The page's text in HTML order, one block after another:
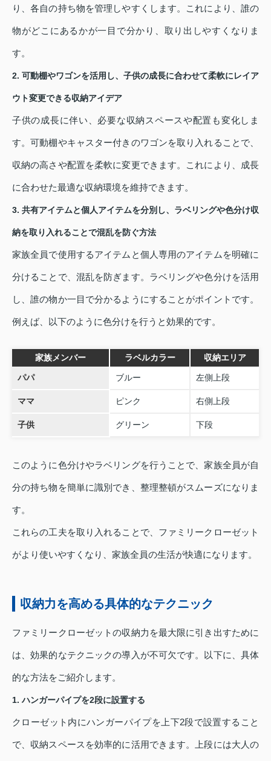
り、各自の持ち物を管理しやすくします。これにより、誰の
物がどこにあるかが一目で分かり、取り出しやすくなりま
す。
2. 可動棚やワゴンを活用し、子供の成長に合わせて柔軟にレイア
ウト変更できる収納アイデア
子供の成長に伴い、必要な収納スペースや配置も変化しま
す。可動棚やキャスター付きのワゴンを取り入れることで、
収納の高さや配置を柔軟に変更できます。これにより、成長
に合わせた最適な収納環境を維持できます。
3. 共有アイテムと個人アイテムを分別し、ラベリングや色分け収
納を取り入れることで混乱を防ぐ方法
家族全員で使用するアイテムと個人専用のアイテムを明確に
分けることで、混乱を防ぎます。ラベリングや色分けを活用
し、誰の物か一目で分かるようにすることがポイントです。
例えば、以下のように色分けを行うと効果的です。
家族メンバー ラベルカラー 収納エリア
パパ ブルー 左側上段
ママ ピンク 右側上段
子供 グリーン 下段
このように色分けやラベリングを行うことで、家族全員が自
分の持ち物を簡単に識別でき、整理整頓がスムーズになりま
す。
これらの工夫を取り入れることで、ファミリークローゼット
がより使いやすくなり、家族全員の生活が快適になります。
収納力を高める具体的なテクニック
ファミリークローゼットの収納力を最大限に引き出すために
は、効果的なテクニックの導入が不可欠です。以下に、具体
的な方法をご紹介します。
1. ハンガーパイプを2段に設置する
クローゼット内にハンガーパイプを上下2段で設置すること
で、収納スペースを効率的に活用できます。上段には大人の